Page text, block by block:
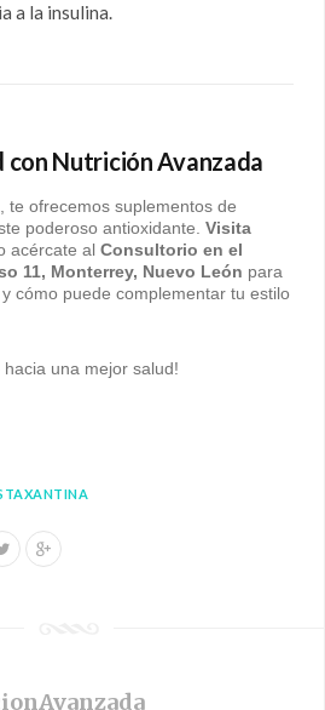
a la insulina.
con Nutrición Avanzada
, te ofrecemos suplementos de
poderoso antioxidante. Visita
acércate al Consultorio en el
11, Monterrey, Nuevo León para
cómo puede complementar tu estilo
una mejor salud!